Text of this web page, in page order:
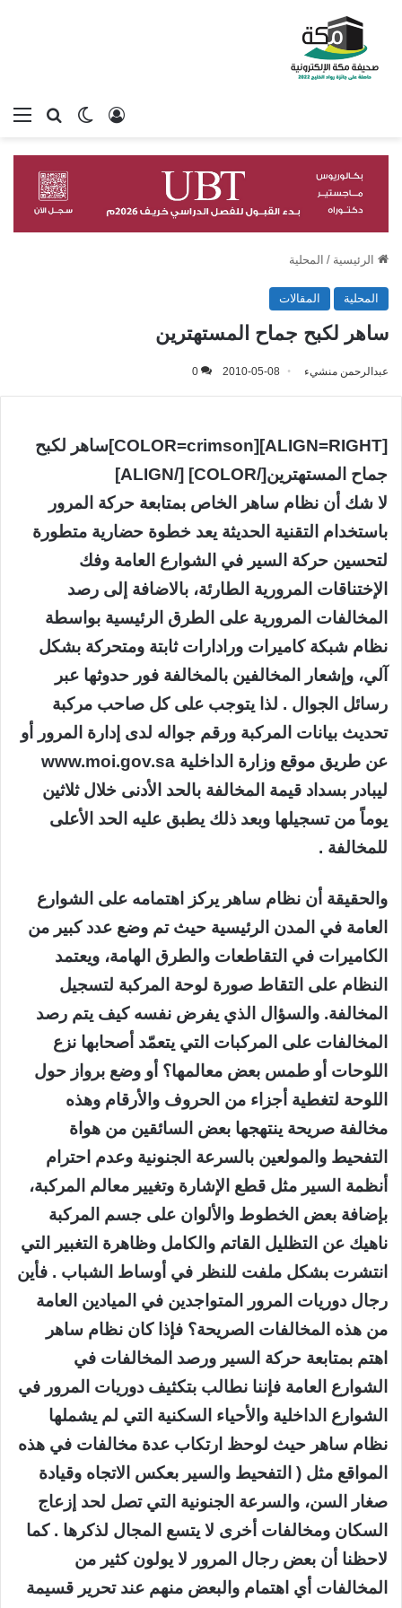
بحثالوضع
تسجيل الدخول
الرئيسية / المحلية
المحلية المقالات
ساهر لكبح جماح المستهترين
عبدالرحمن منشيء 2010-05-08
0
[ALIGN=RIGHT][COLOR=crimson]ساهر لكبح
جماح المستهترين[/COLOR] [/ALIGN]
لا شك أن نظام ساهر الخاص بمتابعة حركة المرور
باستخدام التقنية الحديثة يعد خطوة حضارية متطورة
لتحسين حركة السير في الشوارع العامة وفك
الإختناقات المرورية الطارئة، بالاضافة إلى رصد
المخالفات المرورية على الطرق الرئيسية بواسطة
نظام شبكة كاميرات ورادارات ثابتة ومتحركة بشكل
آلي، وإشعار المخالفين بالمخالفة فور حدوثها عبر
رسائل الجوال . لذا يتوجب على كل صاحب مركبة
تحديث بيانات المركبة ورقم جواله لدى إدارة المرور أو
عن طريق موقع وزارة الداخلية www.moi.gov.sa
ليبادر بسداد قيمة المخالفة بالحد الأدنى خلال ثلاثين
يوماً من تسجيلها وبعد ذلك يطبق عليه الحد الأعلى
للمخالفة .
والحقيقة أن نظام ساهر يركز اهتمامه على الشوارع
العامة في المدن الرئيسية حيث تم وضع عدد كبير من
الكاميرات في التقاطعات والطرق الهامة، ويعتمد
النظام على التقاط صورة لوحة المركبة لتسجيل
المخالفة. والسؤال الذي يفرض نفسه كيف يتم رصد
المخالفات على المركبات التي يتعمّد أصحابها نزع
اللوحات أو طمس بعض معالمها؟ أو وضع برواز حول
اللوحة لتغطية أجزاء من الحروف والأرقام وهذه
مخالفة صريحة ينتهجها بعض السائقين من هواة
التفحيط والمولعين بالسرعة الجنونية وعدم احترام
أنظمة السير مثل قطع الإشارة وتغيير معالم المركبة،
بإضافة بعض الخطوط والألوان على جسم المركبة
ناهيك عن التظليل القاتم والكامل وظاهرة التغبير التي
انتشرت بشكل ملفت للنظر في أوساط الشباب . فأين
رجال دوريات المرور المتواجدين في الميادين العامة
من هذه المخالفات الصريحة؟ فإذا كان نظام ساهر
اهتم بمتابعة حركة السير ورصد المخالفات في
الشوارع العامة فإننا نطالب بتكثيف دوريات المرور في
الشوارع الداخلية والأحياء السكنية التي لم يشملها
نظام ساهر حيث لوحظ ارتكاب عدة مخالفات في هذه
المواقع مثل ( التفحيط والسير بعكس الاتجاه وقيادة
صغار السن، والسرعة الجنونية التي تصل لحد إزعاج
السكان ومخالفات أخرى لا يتسع المجال لذكرها . كما
لاحظنا أن بعض رجال المرور لا يولون كثير من
المخالفات أي اهتمام والبعض منهم عند تحرير قسيمة